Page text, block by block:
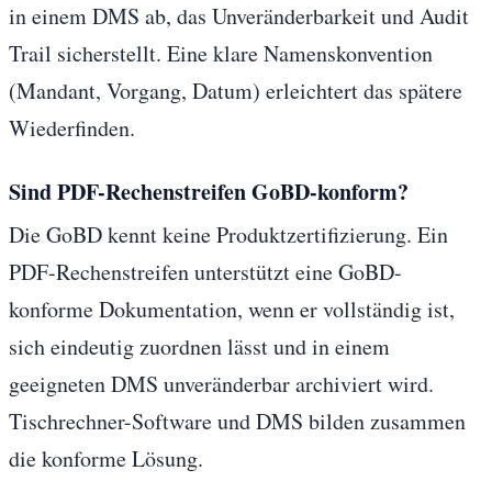
in einem DMS ab, das Unveränderbarkeit und Audit
Trail sicherstellt. Eine klare Namenskonvention
(Mandant, Vorgang, Datum) erleichtert das spätere
Wiederfinden.
Sind PDF-Rechenstreifen GoBD-konform?
Die GoBD kennt keine Produktzertifizierung. Ein
PDF-Rechenstreifen unterstützt eine GoBD-
konforme Dokumentation, wenn er vollständig ist,
sich eindeutig zuordnen lässt und in einem
geeigneten DMS unveränderbar archiviert wird.
Tischrechner-Software und DMS bilden zusammen
die konforme Lösung.